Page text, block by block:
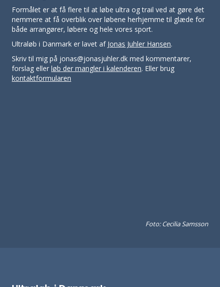
Formålet er at få flere til at løbe ultra og trail ved at gøre det
nemmere at få overblik over løbene herhjemme til glæde for
både arrangører, løbere og hele vores sport.
Ultraløb i Danmark er lavet af Jonas Juhler Hansen.
Skriv til mig på jonas@jonasjuhler.dk med kommentarer,
forslag eller løb der mangler i kalenderen. Eller brug
kontaktformularen
Foto: Cecilia Samsson